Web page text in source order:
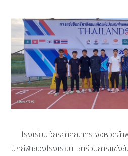
โรงเรียนจักรคำคณาทร จังหวัดล
นักกีฬาของโรงเรียน เข้าร่วมการแข่ง